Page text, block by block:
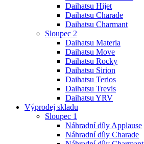
Daihatsu Hijet
Daihatsu Charade
Daihatsu Charmant
Sloupec 2
Daihatsu Materia
Daihatsu Move
Daihatsu Rocky
Daihatsu Sirion
Daihatsu Terios
Daihatsu Trevis
Daihatsu YRV
Výprodej skladu
Sloupec 1
Náhradní díly Applause
Náhradní díly Charade